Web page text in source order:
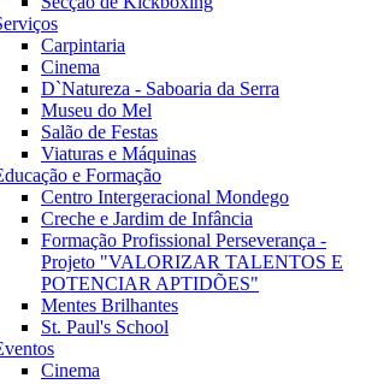
Carpintaria
Cinema
D`Natureza - Saboaria da Serra
Museu do Mel
Salão de Festas
Viaturas e Máquinas
e Formação
Centro Intergeracional Mondego
Creche e Jardim de Infância
Formação Profissional Perseverança -
Projeto "VALORIZAR TALENTOS E
POTENCIAR APTIDÕES"
Mentes Brilhantes
St. Paul's School
Cinema